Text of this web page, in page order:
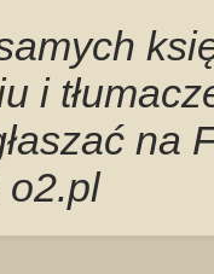
i
na
o2.pl